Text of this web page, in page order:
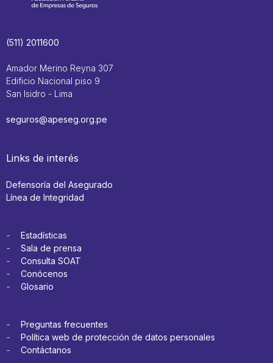
(511) 2011600
Amador Merino Reyna 307
Edificio Nacional piso 9
San Isidro - Lima
seguros@apeseg.org.pe
Links de interés
Defensoría del Asegurado
Línea de Integridad
Estadísticas
Sala de prensa
Consulta SOAT
Conócenos
Glosario
Preguntas frecuentes
Política web de protección de datos personales
Contáctanos